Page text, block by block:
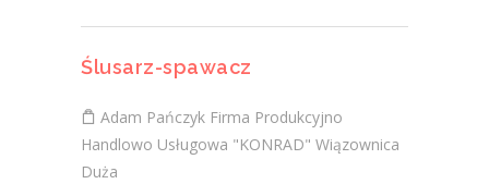
Ślusarz-spawacz
Adam Pańczyk Firma Produkcyjno
Handlowo Usługowa "KONRAD" Wiązownica
Duża